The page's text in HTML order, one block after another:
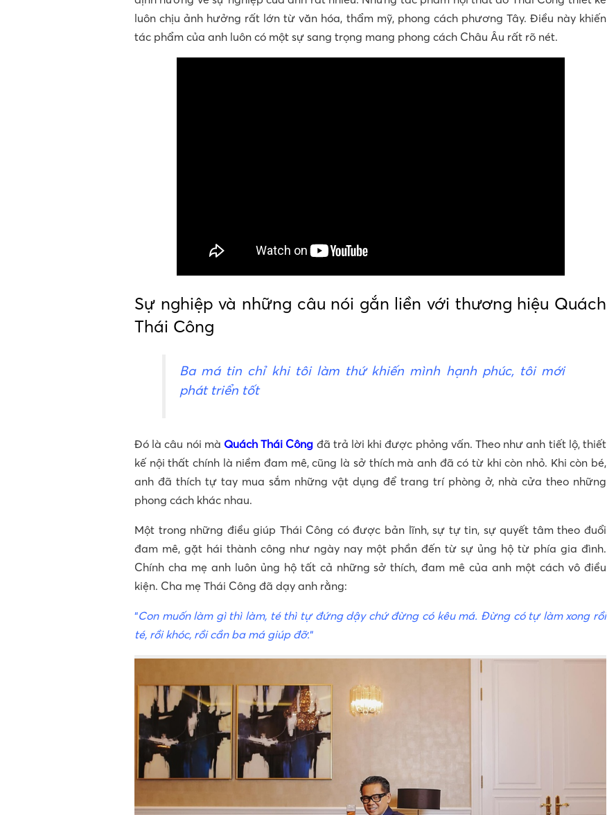
luôn chịu ảnh hưởng rất lớn từ văn hóa, thẩm mỹ, phong cách phương Tây. Điều này khiến
tác phẩm của anh luôn có một sự sang trọng mang phong cách Châu Âu rất rõ nét.
Sự nghiệp và những câu nói gắn liền với thương hiệu Quách
Thái Công
Ba má tin chỉ khi tôi làm thứ khiến mình hạnh phúc, tôi mới
phát triển tốt
Đó là câu nói mà Quách Thái Công đã trả lời khi được phỏng vấn. Theo như anh tiết lộ, thiết
kế nội thất chính là niềm đam mê, cũng là sở thích mà anh đã có từ khi còn nhỏ. Khi còn bé,
anh đã thích tự tay mua sắm những vật dụng để trang trí phòng ở, nhà cửa theo những
phong cách khác nhau.
Một trong những điều giúp Thái Công có được bản lĩnh, sự tự tin, sự quyết tâm theo đuổi
đam mê, gặt hái thành công như ngày nay một phần đến từ sự ủng hộ từ phía gia đình.
Chính cha mẹ anh luôn ủng hộ tất cả những sở thích, đam mê của anh một cách vô điều
kiện. Cha mẹ Thái Công đã dạy anh rằng:
“Con muốn làm gì thì làm, té thì tự đứng dậy chứ đừng có kêu má. Đừng có tự làm xong rồi
té, rồi khóc, rồi cần ba má giúp đỡ.“